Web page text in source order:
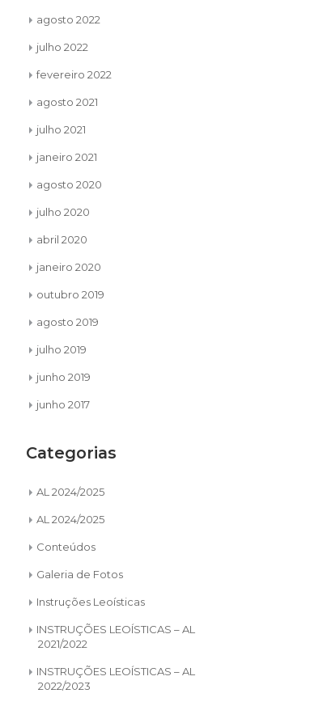
15
fev
Quando o Sol
juntos.
Muitas vezes, caímos. Falhamos.
“Ralamos o joelho” da nossa alma. É
quando estamos no...
agosto 2022
julho 2022
fevereiro 2022
agosto 2021
julho 2021
janeiro 2021
agosto 2020
julho 2020
abril 2020
janeiro 2020
outubro 2019
agosto 2019
julho 2019
junho 2019
junho 2017
Categorias
AL 2024/2025
AL 2024/2025
Conteúdos
Galeria de Fotos
Instruções Leoísticas
INSTRUÇÕES LEOÍSTICAS – AL
2021/2022
INSTRUÇÕES LEOÍSTICAS – AL
2022/2023